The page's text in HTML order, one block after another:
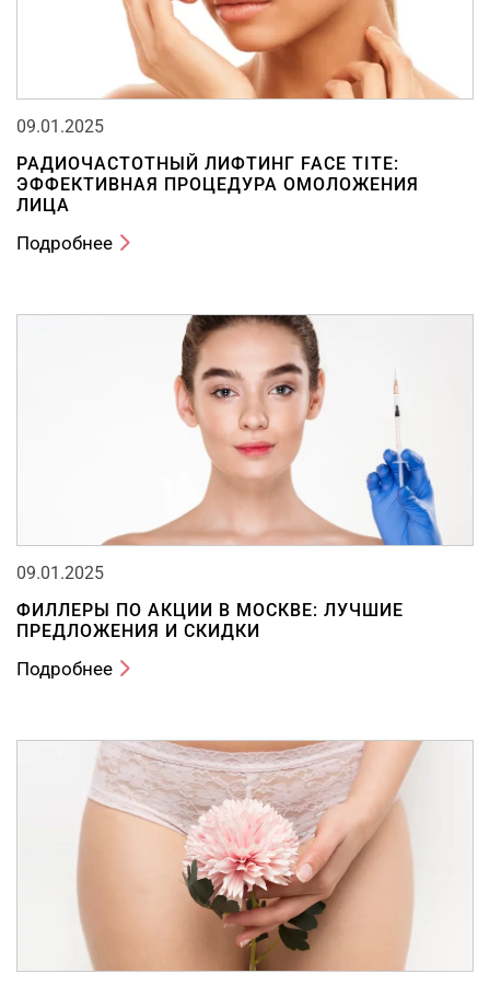
09.01.2025
РАДИОЧАСТОТНЫЙ ЛИФТИНГ FACE TITE:
ЭФФЕКТИВНАЯ ПРОЦЕДУРА ОМОЛОЖЕНИЯ
ЛИЦА
Подробнее
09.01.2025
ФИЛЛЕРЫ ПО АКЦИИ В МОСКВЕ: ЛУЧШИЕ
ПРЕДЛОЖЕНИЯ И СКИДКИ
Подробнее